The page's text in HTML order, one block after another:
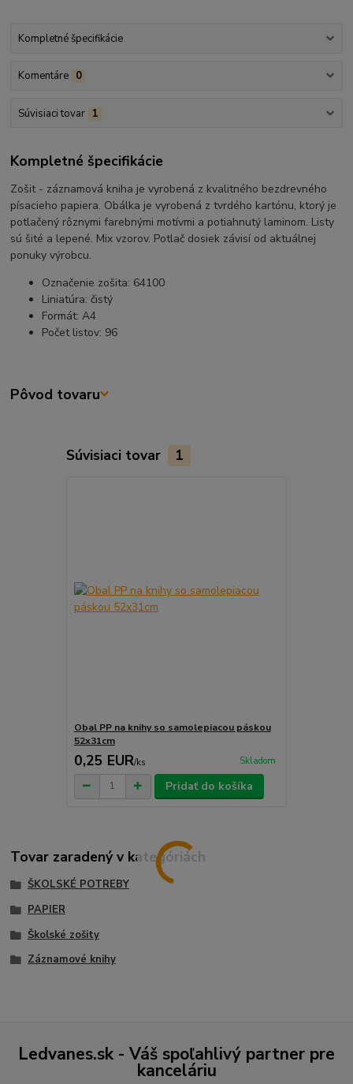
Kompletné špecifikácie
Komentáre 0
Súvisiaci tovar 1
Kompletné špecifikácie
Zošit - záznamová kniha je vyrobená z kvalitného bezdrevného
písacieho papiera. Obálka je vyrobená z tvrdého kartónu, ktorý je
potlačený rôznymi farebnými motívmi a potiahnutý laminom. Listy
sú šité a lepené. Mix vzorov. Potlač dosiek závisí od aktuálnej
ponuky výrobcu.
Označenie zošita: 64100
Liniatúra: čistý
Formát: A4
Počet listov: 96
Pôvod tovaru
Súvisiaci tovar 1
Obal PP na knihy so samolepiacou páskou
52x31cm
0,25 EUR/ks Skladom
Pridať do košíka
Tovar zaradený v kategóriách
ŠKOLSKÉ POTREBY
PAPIER
Školské zošity
Záznamové knihy
Ledvanes.sk - Váš spoľahlivý partner pre
kanceláriu